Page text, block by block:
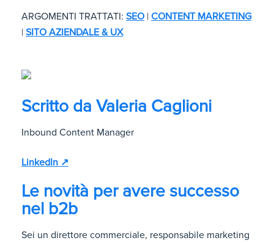
ARGOMENTI TRATTATI: SEO | CONTENT MARKETING
| SITO AZIENDALE & UX
Scritto da Valeria Caglioni
Inbound Content Manager
LinkedIn ↗
Le novità per avere successo
nel b2b
Sei un direttore commerciale, responsabile marketing